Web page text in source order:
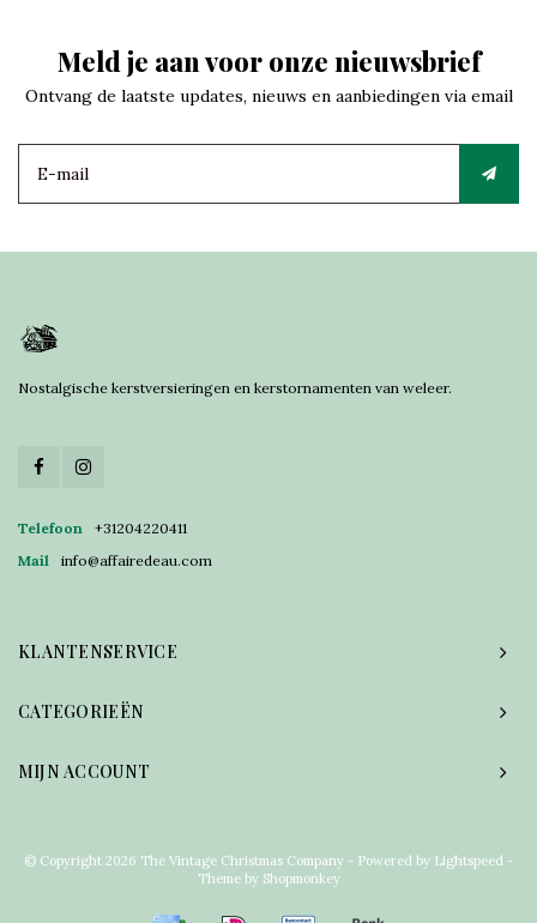
Meld je aan voor onze nieuwsbrief
Ontvang de laatste updates, nieuws en aanbiedingen via email
Nostalgische kerstversieringen en kerstornamenten van weleer.
Telefoon
+31204220411
Mail
info@affairedeau.com
KLANTENSERVICE
CATEGORIEËN
MIJN ACCOUNT
© Copyright 2026 The Vintage Christmas Company - Powered by Lightspeed -
Theme by Shopmonkey